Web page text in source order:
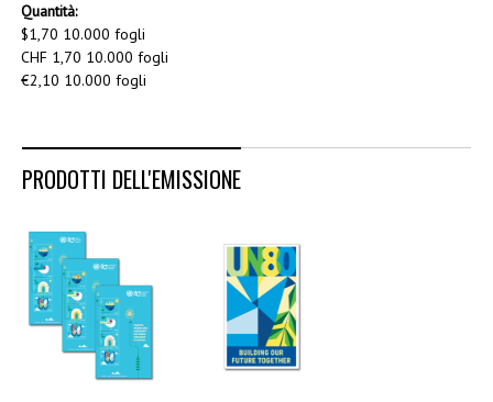
Quantità:
$1,70 10.000 fogli
CHF 1,70 10.000 fogli
€2,10 10.000 fogli
PRODOTTI DELL'EMISSIONE